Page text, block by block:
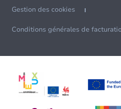
Gestion des cookies
Conditions générales de